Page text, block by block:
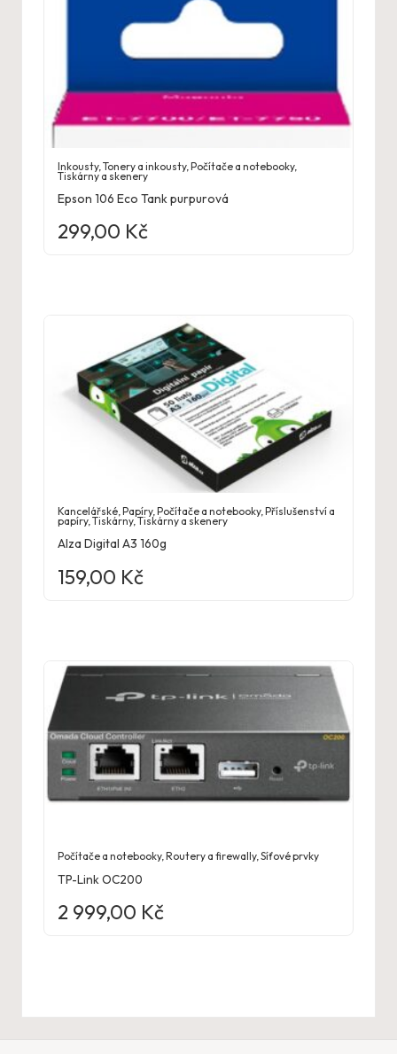
Inkousty,Tonery a inkousty,Počítače a notebooky,
Tiskárny a skenery
Epson 106 Eco Tank purpurová
299,00 Kč
Kancelářské ,Papíry,Počítače a notebooky,Příslušenství a
papíry,Tiskárny,Tiskárny a skenery
Alza Digital A3 160g
159,00 Kč
Počítače a notebooky,Routery a firewally,Síťové prvky
TP-Link OC200
2 999,00 Kč